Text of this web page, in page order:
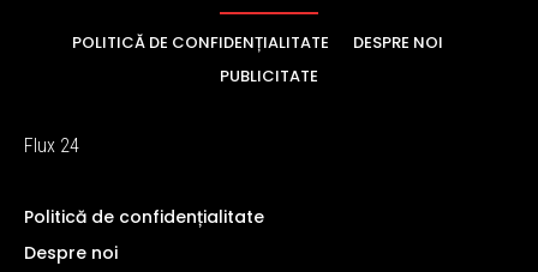
POLITICĂ DE CONFIDENȚIALITATE
DESPRE NOI
PUBLICITATE
Flux 24
Politică de confidențialitate
Despre noi